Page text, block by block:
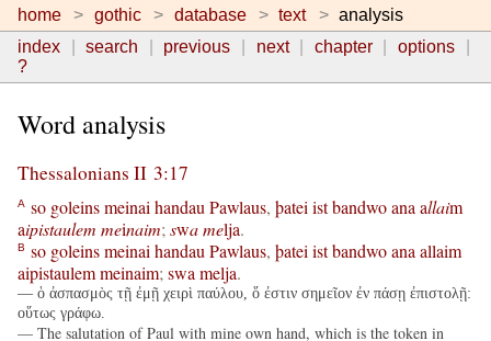
home gothic database text
analysis
index
search previous next chapter
options
?
Word analysis
Thessalonians II 3:17
A so goleinsmeinai handau Pawlaus, þatei istbandwoana allaim
aipistaulem meinaim; swamelja.
B so goleinsmeinai handau Pawlaus, þatei istbandwoana allaim
aipistaulemmeinaim; swa melja.
— ὁ ἀσπασμὸς τῇ ἐμῇ χειρὶ παύλου, ὅ ἐστιν σημεῖον ἐν πάσῃ ἐπιστολῇ:
οὕτως γράφω.
— The salutation of Paul with mine own hand, which is the token in